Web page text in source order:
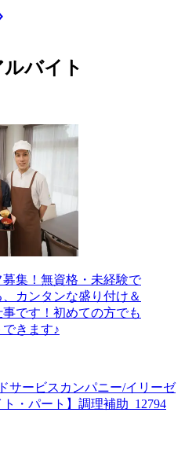
バイト
集！無資格・未経験で
カンタンな盛り付け＆
です！初めての方でも
きます♪
サービスカンパニー/イリーゼ
・パート】調理補助_12794